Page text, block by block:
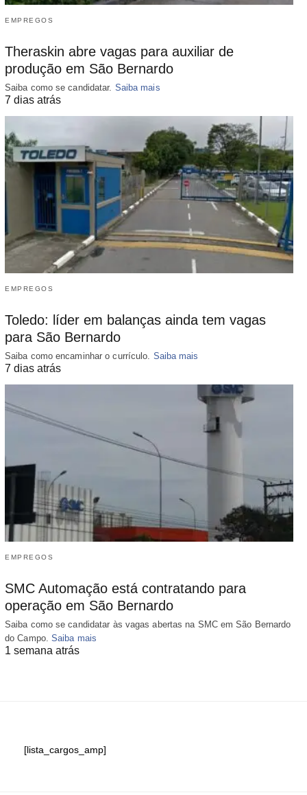
EMPREGOS
Theraskin abre vagas para auxiliar de
produção em São Bernardo
Saiba como se candidatar. Saiba mais
7 dias atrás
EMPREGOS
Toledo: líder em balanças ainda tem vagas
para São Bernardo
Saiba como encaminhar o currículo. Saiba mais
7 dias atrás
EMPREGOS
SMC Automação está contratando para
operação em São Bernardo
Saiba como se candidatar às vagas abertas na SMC em São Bernardo
do Campo. Saiba mais
1 semana atrás
[lista_cargos_amp]